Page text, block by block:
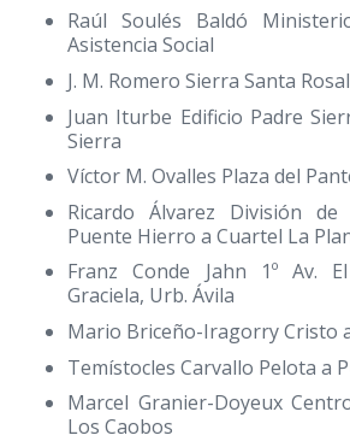
Raúl Soulés Baldó
Asistencia Social
J. M. Romero Sierra Santa
Juan Iturbe Edificio Padre
Sierra
Víctor M. Ovalles Plaza del
Ricardo Álvarez División
Puente Hierro a Cuartel La
Franz Conde Jahn 1º Av.
Graciela, Urb. Ávila
Mario Briceño-Iragorry Cristo
Temístocles Carvallo Pelota a
Marcel Granier-Doyeux
Los Caobos